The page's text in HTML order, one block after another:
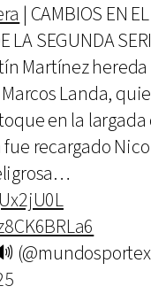
| CAMBIOS EN EL
LA SEGUNDA
Martínez
Landa,
en la largada
recargado